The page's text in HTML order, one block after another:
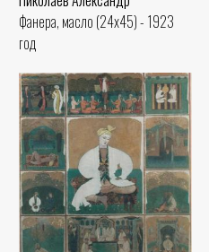
Фанера, масло (24x45) - 1923
год